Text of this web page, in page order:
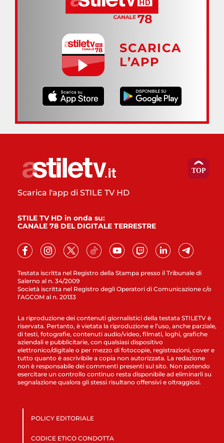
SCARICA
L’APP
Testata iscritta nel Registro della Stampa presso il Tribunale di
Salerno al n. 34/2009
Società iscritta nel Registro degli Operatori di Comunicazione c/o
l’AGCOM al n. 20133
Scarica l'app di STILE TV HD
STILE TV HD in onda su:
CANALE 78 DEL DIGITALE TERRESTRE
La riproduzione dei contenuti giornalistici della testata STILETV è
riservata. Pertanto, è vietata la riproduzione e l’uso, anche parziale,
di testi, fotografie, contenuti audio/video, filmati, loghi, grafiche
aziendali e pubblicitarie, con qualsiasi dispositivo
elettronico/digitale o per mezzo di fotocopie, registrazioni, cover e
tutto quanto è ascrivibile a copia non autorizzata. La redazione
non è responsabile dei commenti presenti sul sito. Non potendo
esercitare un controllo continuo resta disponibile ad eliminarli su
segnalazione qualora gli stessi risultano offensivi e oltraggiosi.
POLICY EDITORIALE
CODICE ETICO CONDOTTA